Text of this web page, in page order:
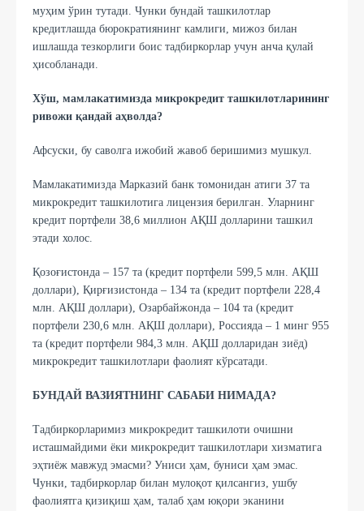
муҳим ўрин тутади. Чунки бундай ташкилотлар
кредитлашда бюрократиянинг камлиги, мижоз билан
ишлашда тезкорлиги боис тадбиркорлар учун анча қулай
ҳисобланади.
Хўш, мамлакатимизда микрокредит ташкилотларининг
ривожи қандай аҳволда?
Афсуски, бу саволга ижобий жавоб беришимиз мушкул.
Мамлакатимизда Марказий банк томонидан атиги 37 та
микрокредит ташкилотига лицензия берилган. Уларнинг
кредит портфели 38,6 миллион АҚШ долларини ташкил
этади холос.
Қозоғистонда – 157 та (кредит портфели 599,5 млн. АҚШ
доллари), Қирғизистонда – 134 та (кредит портфели 228,4
млн. АҚШ доллари), Озарбайжонда – 104 та (кредит
портфели 230,6 млн. АҚШ доллари), Россияда – 1 минг 955
та (кредит портфели 984,3 млн. АҚШ долларидан зиёд)
микрокредит ташкилотлари фаолият кўрсатади.
БУНДАЙ ВАЗИЯТНИНГ САБАБИ НИМАДА?
Тадбиркорларимиз микрокредит ташкилоти очишни
исташмайдими ёки микрокредит ташкилотлари хизматига
эҳтиёж мавжуд эмасми? Униси ҳам, буниси ҳам эмас.
Чунки, тадбиркорлар билан мулоқот қилсангиз, ушбу
фаолиятга қизиқиш ҳам, талаб ҳам юқори эканини